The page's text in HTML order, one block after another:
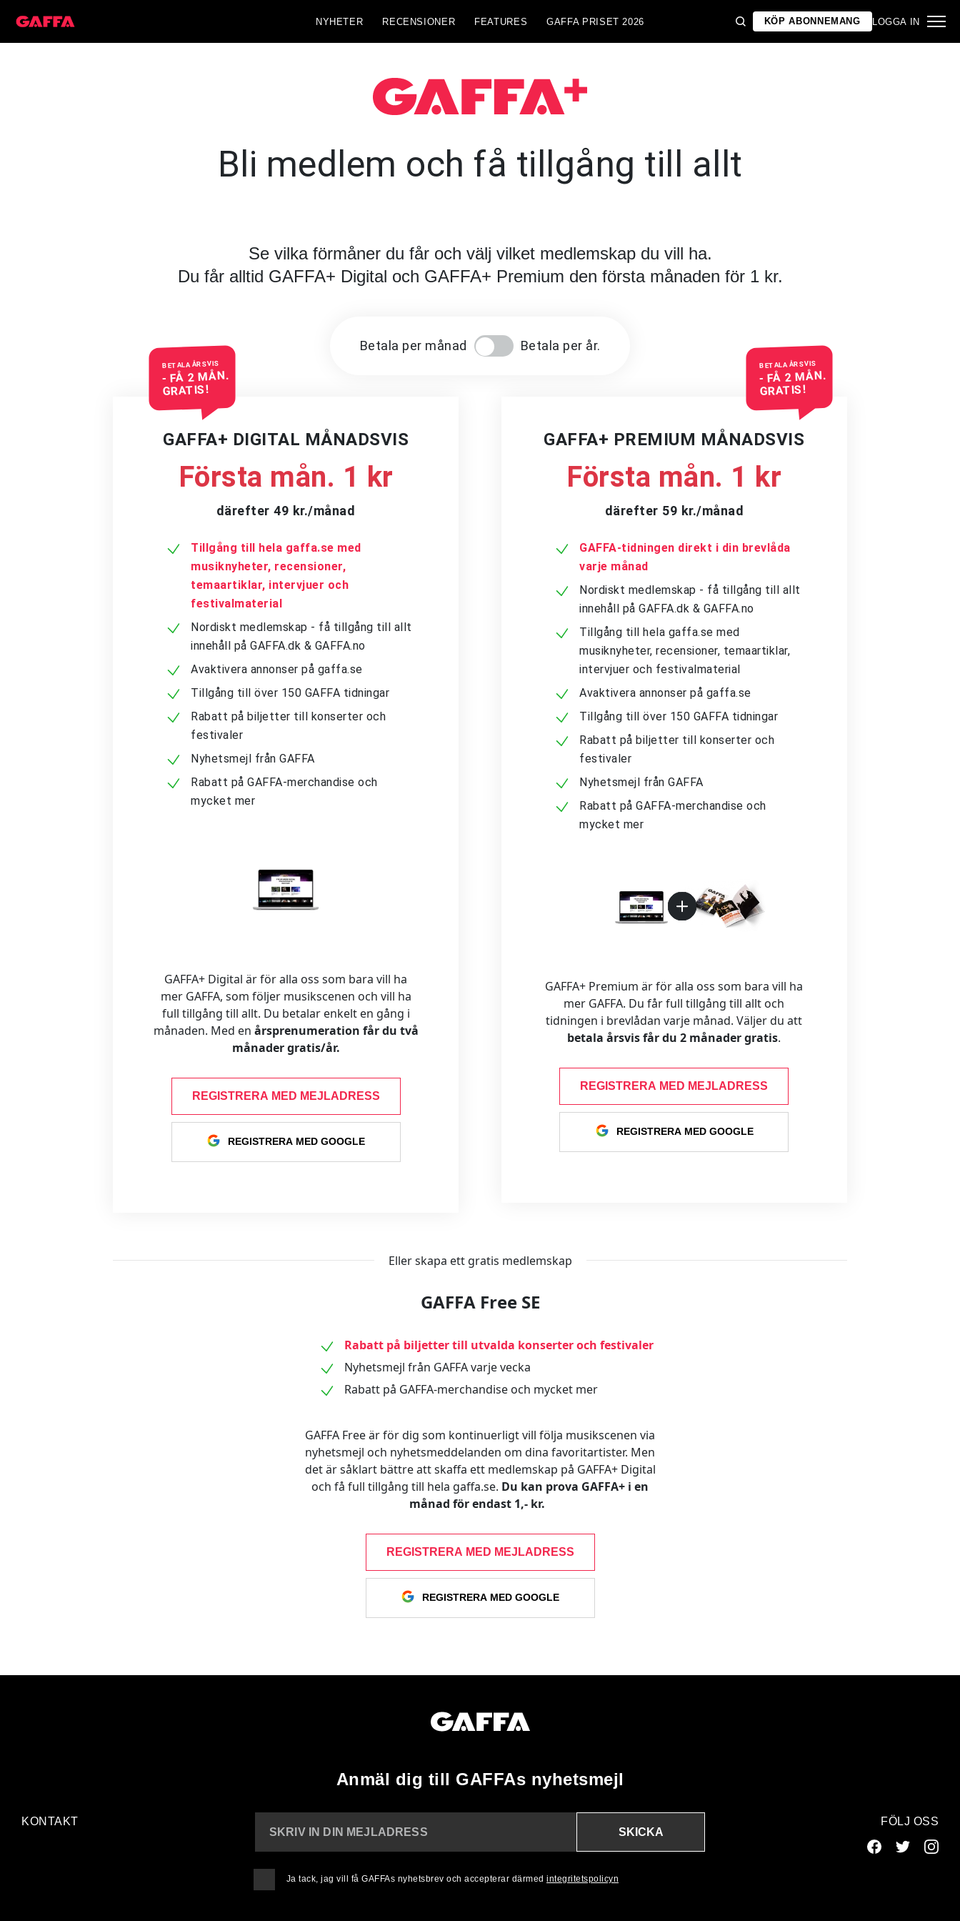
NYHETER RECENSIONER FEATURES GAFFA PRISET 2026 KÖP ABONNEMANG LOGGA IN
Bli medlem och få tillgång till allt
Se vilka förmåner du får och välj vilket medlemskap du vill ha.
Du får alltid GAFFA+ Digital och GAFFA+ Premium den första månaden för 1 kr.
Betala per månad Betala per år.
BETALA ÅRSVIS
- FÅ 2 MÅN.
GRATIS!
GAFFA+ DIGITAL MÅNADSVIS
Första mån. 1 kr
därefter 49 kr./månad
Tillgång till hela gaffa.se med
musiknyheter, recensioner,
temaartiklar, intervjuer och
festivalmaterial
Nordiskt medlemskap - få tillgång till allt
innehåll på GAFFA.dk & GAFFA.no
Avaktivera annonser på gaffa.se
Tillgång till över 150 GAFFA tidningar
Rabatt på biljetter till konserter och
festivaler
Nyhetsmejl från GAFFA
Rabatt på GAFFA-merchandise och
mycket mer
GAFFA+ Digital är för alla oss som bara vill ha
mer GAFFA, som följer musikscenen och vill ha
full tillgång till allt. Du betalar enkelt en gång i
månaden. Med en årsprenumeration får du två
månader gratis/år.
REGISTRERA MED MEJLADRESS
REGISTRERA MED GOOGLE
BETALA ÅRSVIS
- FÅ 2 MÅN.
GRATIS!
GAFFA+ PREMIUM MÅNADSVIS
Första mån. 1 kr
därefter 59 kr./månad
GAFFA-tidningen direkt i din brevlåda
varje månad
Nordiskt medlemskap - få tillgång till allt
innehåll på GAFFA.dk & GAFFA.no
Tillgång till hela gaffa.se med
musiknyheter, recensioner, temaartiklar,
intervjuer och festivalmaterial
Avaktivera annonser på gaffa.se
Tillgång till över 150 GAFFA tidningar
Rabatt på biljetter till konserter och
festivaler
Nyhetsmejl från GAFFA
Rabatt på GAFFA-merchandise och
mycket mer
GAFFA+ Premium är för alla oss som bara vill ha
mer GAFFA. Du får full tillgång till allt och
tidningen i brevlådan varje månad. Väljer du att
betala årsvis får du 2 månader gratis.
REGISTRERA MED MEJLADRESS
REGISTRERA MED GOOGLE
Eller skapa ett gratis medlemskap
GAFFA Free SE
Rabatt på biljetter till utvalda konserter och festivaler
Nyhetsmejl från GAFFA varje vecka
Rabatt på GAFFA-merchandise och mycket mer
GAFFA Free är för dig som kontinuerligt vill följa musikscenen via
nyhetsmejl och nyhetsmeddelanden om dina favoritartister. Men
det är såklart bättre att skaffa ett medlemskap på GAFFA+ Digital
och få full tillgång till hela gaffa.se. Du kan prova GAFFA+ i en
månad för endast 1,- kr.
REGISTRERA MED MEJLADRESS
REGISTRERA MED GOOGLE
Anmäl dig till GAFFAs nyhetsmejl
KONTAKT
SKRIV IN DIN MEJLADRESS
SKICKA
Ja tack, jag vill få GAFFAs nyhetsbrev och accepterar därmed integritetspolicyn
FÖLJ OSS